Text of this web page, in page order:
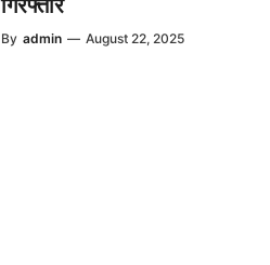
गिरफ्तार
By admin — August 22, 2025